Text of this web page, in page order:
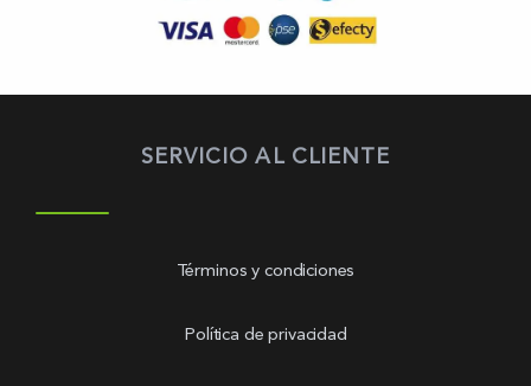
SERVICIO AL CLIENTE
Términos y condiciones
Política de privacidad